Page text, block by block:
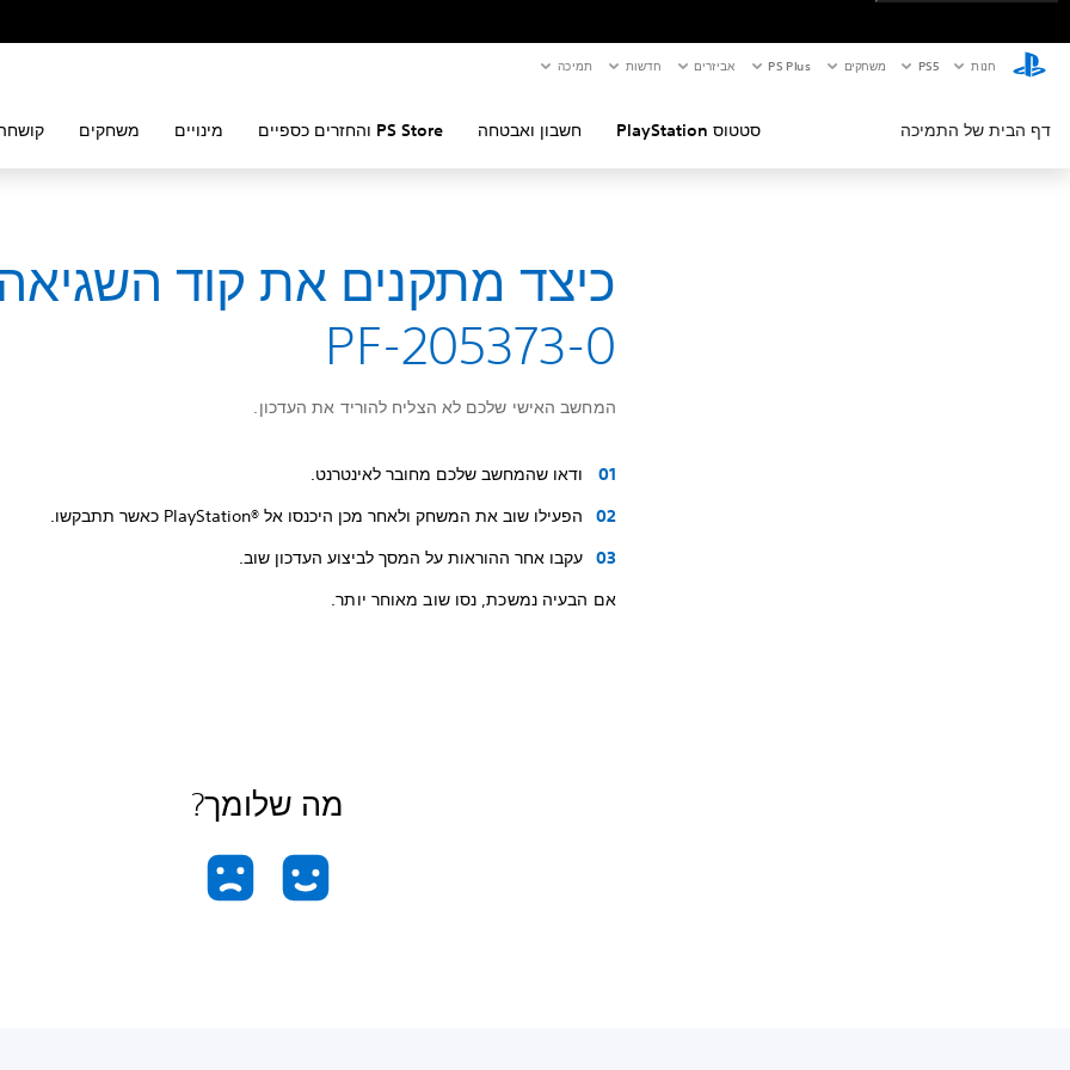
חנות PS5‏ משחקים PS Plus אביזרים חדשות תמיכה
דף הבית של התמיכה סטטוס PlayStation חשבון ואבטחה PS Store והחזרים כספיים מינויים משחקים
כיצד מתקנים את קוד
PF-205373-0
המחשב האישי שלכם לא הצליח להוריד את העדכון.
ודאו שהמחשב שלכם מחובר לאינטרנט.
הפעילו שוב את המשחק ולאחר מכן היכנסו אל PlayStation®‎ כאשר תתבקשו.
עקבו אחר ההוראות על המסך לביצוע העדכון שוב.
אם הבעיה נמשכת, נסו שוב מאוחר יותר.
מה שלומך?